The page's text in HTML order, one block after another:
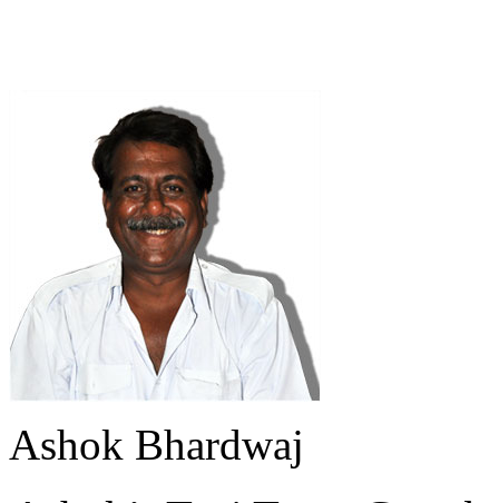
Ashok Bhardwaj